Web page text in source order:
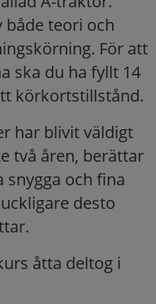
både teori och
För att
ska du ha fyllt 14
körkortstillstånd.
har blivit väldigt
två åren, berättar
snygga och fina
desto
åtta deltog i